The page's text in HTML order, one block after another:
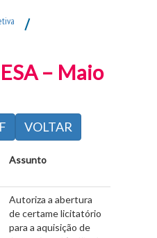
/
– Maio
VOLTAR
Assunto
Autoriza a abertura
de certame licitatório
para a aquisição de